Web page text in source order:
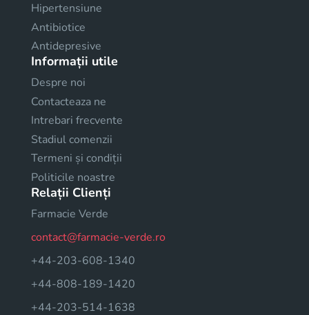
Hipertensiune
Antibiotice
Antidepresive
Informații utile
Despre noi
Contacteaza ne
Intrebari frecvente
Stadiul comenzii
Termeni și condiții
Politicile noastre
Relații Clienți
Farmacie Verde
contact@farmacie-verde.ro
+44-203-608-1340
+44-808-189-1420
+44-203-514-1638